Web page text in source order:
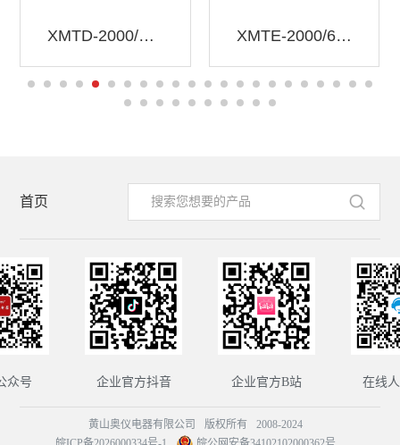
XMTD-2000/6000 XMTE-2000/6000
首页
众号 企业官方抖音 企业官方B站 在线
黄山奥仪电器有限公司 版权所有
2008-2024